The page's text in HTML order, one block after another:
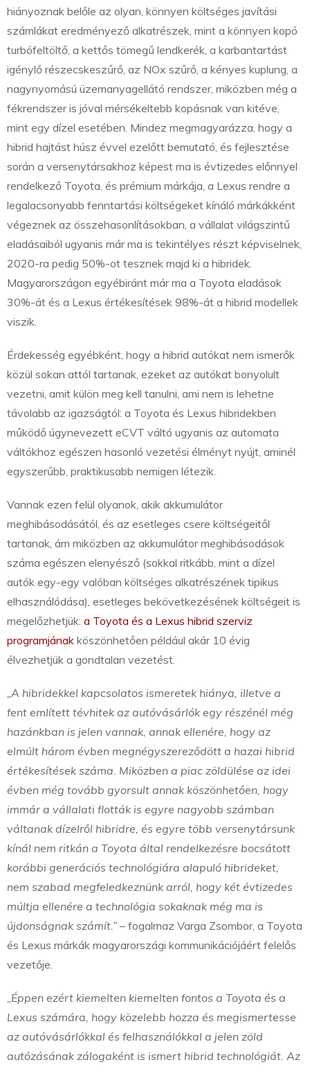
hiányoznak belőle az olyan, könnyen költséges javítási
számlákat eredményező alkatrészek, mint a könnyen kopó
turbófeltöltő, a kettős tömegű lendkerék, a karbantartást
igénylő részecskeszűrő, az NOx szűrő, a kényes kuplung, a
nagynyomású üzemanyagellátó rendszer, miközben még a
fékrendszer is jóval mérsékeltebb kopásnak van kitéve,
mint egy dízel esetében. Mindez megmagyarázza, hogy a
hibrid hajtást húsz évvel ezelőtt bemutató, és fejlesztése
során a versenytársakhoz képest ma is évtizedes előnnyel
rendelkező Toyota, és prémium márkája, a Lexus rendre a
legalacsonyabb fenntartási költségeket kínáló márkákként
végeznek az összehasonlításokban, a vállalat világszintű
eladásaiból ugyanis már ma is tekintélyes részt képviselnek,
2020-ra pedig 50%-ot tesznek majd ki a hibridek.
Magyarországon egyébiránt már ma a Toyota eladások
30%-át és a Lexus értékesítések 98%-át a hibrid modellek
viszik.
Érdekesség egyébként, hogy a hibrid autókat nem ismerők
közül sokan attól tartanak, ezeket az autókat bonyolult
vezetni, amit külön meg kell tanulni, ami nem is lehetne
távolabb az igazságtól: a Toyota és Lexus hibridekben
működő úgynevezett eCVT váltó ugyanis az automata
váltókhoz egészen hasonló vezetési élményt nyújt, aminél
egyszerűbb, praktikusabb nemigen létezik.
Vannak ezen felül olyanok, akik akkumulátor
meghibásodásától, és az esetleges csere költségeitől
tartanak, ám miközben az akkumulátor meghibásodások
száma egészen elenyésző (sokkal ritkább, mint a dízel
autók egy-egy valóban költséges alkatrészének tipikus
elhasználódása), esetleges bekövetkezésének költségeit is
megelőzhetjük: a Toyota és a Lexus hibrid szerviz
programjának köszönhetően például akár 10 évig
élvezhetjük a gondtalan vezetést.
„A hibridekkel kapcsolatos ismeretek hiánya, illetve a
fent említett tévhitek az autóvásárlók egy részénél még
hazánkban is jelen vannak, annak ellenére, hogy az
elmúlt három évben megnégyszereződött a hazai hibrid
értékesítések száma. Miközben a piac zöldülése az idei
évben még tovább gyorsult annak köszönhetően, hogy
immár a vállalati flották is egyre nagyobb számban
váltanak dízelről hibridre, és egyre több versenytársunk
kínál nem ritkán a Toyota által rendelkezésre bocsátott
korábbi generációs technológiára alapuló hibrideket,
nem szabad megfeledkeznünk arról, hogy két évtizedes
múltja ellenére a technológia sokaknak még ma is
újdonságnak számít.” – fogalmaz Varga Zsombor, a Toyota
és Lexus márkák magyarországi kommunikációjáért felelős
vezetője.
„Éppen ezért kiemelten kiemelten fontos a Toyota és a
Lexus számára, hogy közelebb hozza és megismertesse
az autóvásárlókkal és felhasználókkal a jelen zöld
autózásának zálogaként is ismert hibrid technológiát. Az